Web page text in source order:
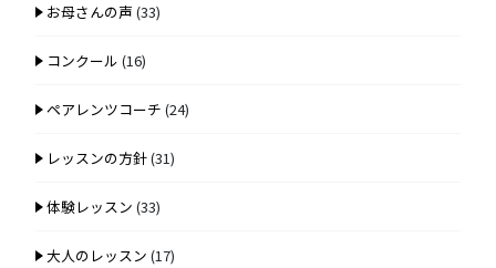
お母さんの声 (33)
コンクール (16)
ペアレンツコーチ (24)
レッスンの方針(31)
体験レッスン (33)
大人のレッスン (17)